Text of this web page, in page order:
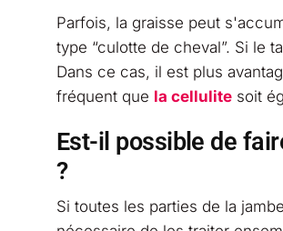
Parfois, la graisse peut
type “culotte de cheval”. Si le
Dans ce cas, il est plus
fréquent que la cellulite soit
Est-il possible de
?
Si toutes les parties de la